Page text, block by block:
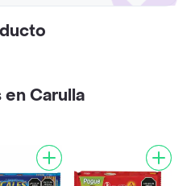
Carulla